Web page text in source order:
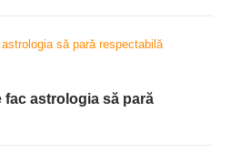
fac astrologia să pară